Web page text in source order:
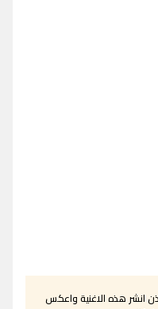
انشر هذه الاغنية واعكس